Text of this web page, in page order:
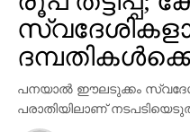
ഉണ്ണികൃഷ്ണൻ പോറ്റി,
അഡ്മിനിസ്‌ട്രേറ്റീവ്
എക്‌സിക്യുട്ടീവ്
ദേവസ്വം കമ്മീഷണറും
വാസു തുടങ്ങിയവരാണ്
കേസിൽ ഇതുവരെ
പനയാല്‍ ഈലടുക്കം
പരാതിയിലാണ്